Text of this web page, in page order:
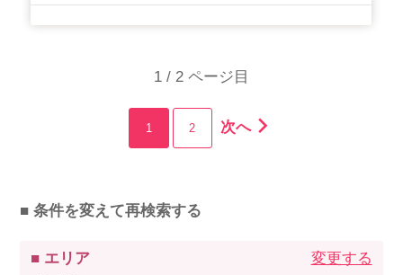
1 / 2 ページ目
1 2 次へ
■ 条件を変えて再検索する
■ エリア
変更する